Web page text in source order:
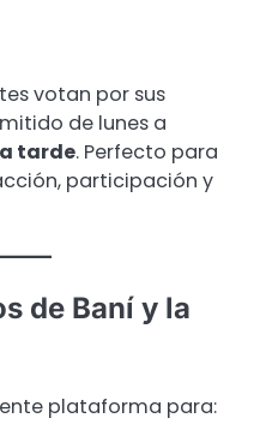
votan por sus
de lunes a
tarde. Perfecto para
participación y
de Baní y la
plataforma para: